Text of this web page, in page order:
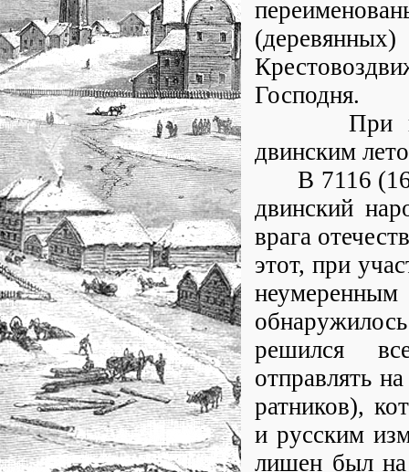
Господня.
При
двинским
В 7116
двинский
врага
этот, при
решился
отправлять
ратников),
и русским
лишен был на